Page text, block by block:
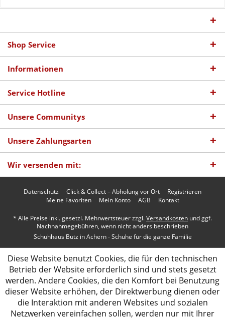
Shop Service
Informationen
Service Hotline
Unsere Communitys
Unsere Zahlungsarten
Wir versenden mit:
Datenschutz Click & Collect – Abholung vor Ort
Registrieren
Meine Favoriten
Mein Konto AGB Kontakt
* Alle Preise inkl. gesetzl. Mehrwertsteuer zzgl.Versandkosten und ggf.
Nachnahmegebühren, wenn nicht anders beschrieben
Schuhhaus Butz in Achern - Schuhe für die ganze Familie
Diese Website benutzt Cookies, die für den technischen
Betrieb der Website erforderlich sind und stets gesetzt
werden. Andere Cookies, die den Komfort bei Benutzung
dieser Website erhöhen, der Direktwerbung dienen oder
die Interaktion mit anderen Websites und sozialen
Netzwerken vereinfachen sollen, werden nur mit Ihrer